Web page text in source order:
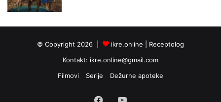
© Copyright 2026 | ikre.online | Receptolog
Kontakt: ikre.online@gmail.com
Filmovi
Serije Dežurne apoteke
FacebookYouTube